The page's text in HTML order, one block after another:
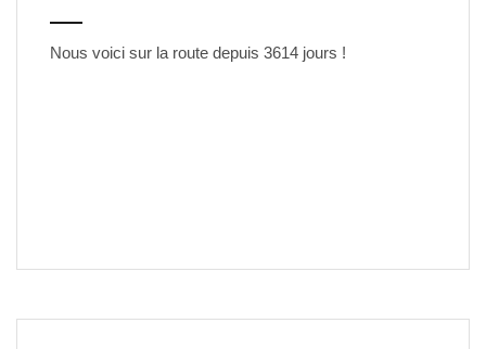
Nous voici sur la route depuis 3614 jours !